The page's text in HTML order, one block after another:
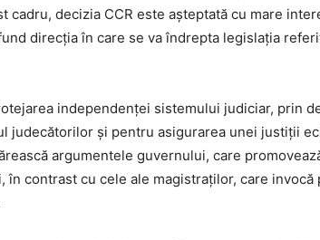
decizia CCR este așteptată cu mare
direcția în care se va îndrepta legislația
independenței sistemului judiciar, prin
judecătorilor și pentru asigurarea unei justiții
argumentele guvernului, care
contrast cu cele ale magistraților, care invocă